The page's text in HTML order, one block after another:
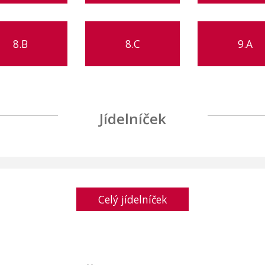
8.B 8.C 9.A
Jídelníček
Celý jídelníček